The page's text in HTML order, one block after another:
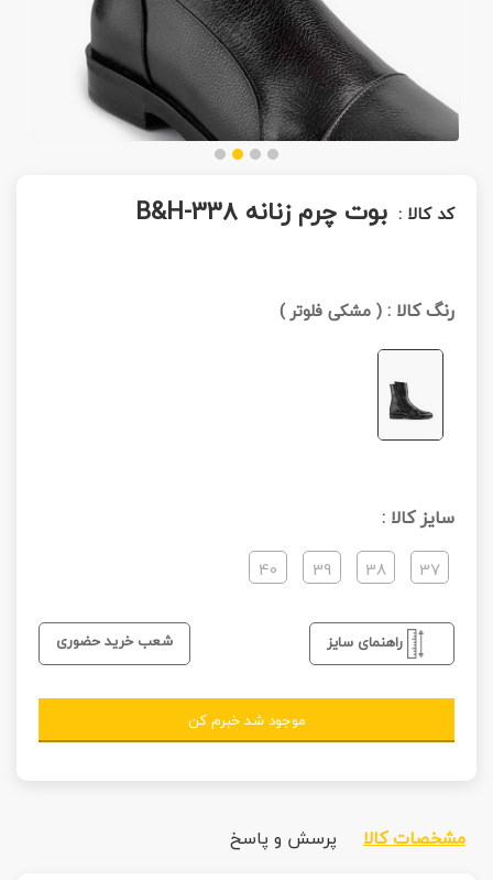
کد کالا : بوت چرم زنانه B&H-338
رنگ کالا :(مشکی فلوتر )
سایز کالا :
37
38
39
40
راهنمای سایز شعب خرید حضوری
موجود شد خبرم کن
مشخصات کالا پرسش و پاسخ